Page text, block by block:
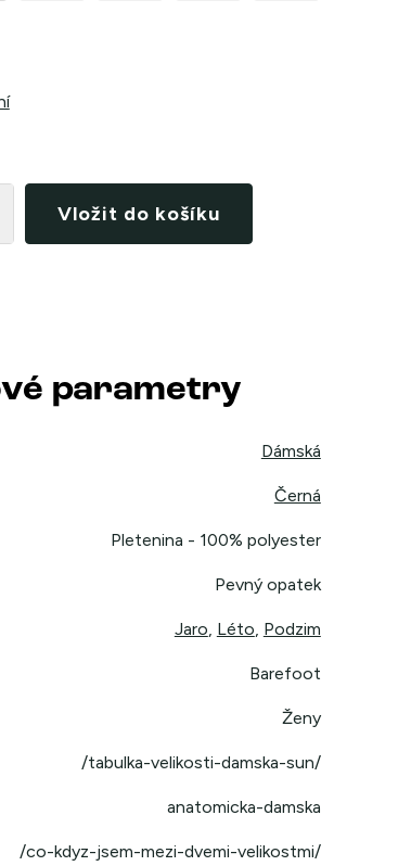
Vložit do košíku
parametry
Dámská
Černá
Pletenina - 100% polyester
Pevný opatek
Jaro Léto Podzim
Barefoot
Ženy
/tabulka-velikosti-damska-sun/
anatomicka-damska
/co-kdyz-jsem-mezi-dvemi-velikostmi/